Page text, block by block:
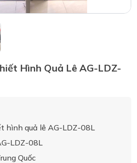
Hình Quả Lê AG-LDZ-
hình quả lê AG-LDZ-08L
LDZ-08L
Quốc